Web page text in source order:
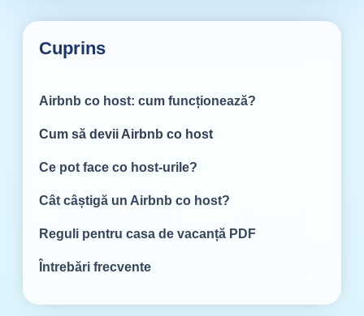
Cuprins
Airbnb co host: cum funcționează?
Cum să devii Airbnb co host
Ce pot face co host-urile?
Cât câștigă un Airbnb co host?
Reguli pentru casa de vacanță PDF
Întrebări frecvente